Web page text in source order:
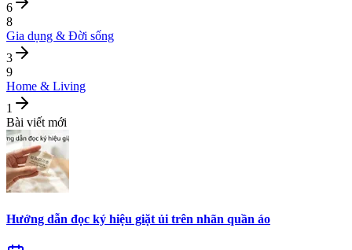
6
8
Gia dụng & Đời sống
3
9
Home & Living
1
Bài viết mới
Hướng dẫn đọc ký hiệu giặt ủi trên nhãn quần áo